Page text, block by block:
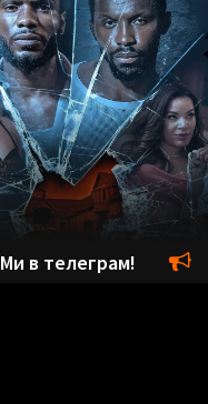
Ми в телеграм!